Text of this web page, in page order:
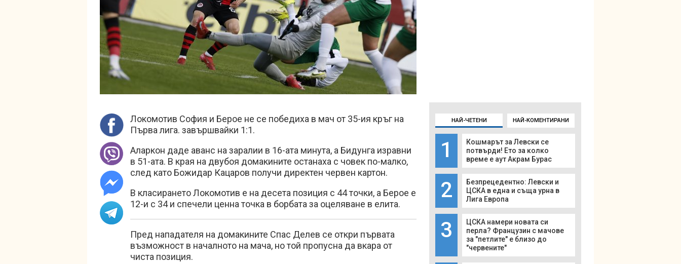
Локомотив София и Берое не се победиха в мач от 35-ия кръг на
Първа лига. завършвайки 1:1.
Аларкон даде аванс на заралии в 16-ата минута, а Бидунга изравни
в 51-ата. В края на двубоя домакините останаха с човек по-малко,
след като Божидар Кацаров получи директен червен картон.
В класирането Локомотив е на десета позиция с 44 точки, а Берое е
12-и с 34 и спечели ценна точка в борбата за оцеляване в елита.
Пред нападателя на домакините Спас Делев се откри първата
възможност в началното на мача, но той пропусна да вкара от
чиста позиция.
НАЙ-ЧЕТЕНИ НАЙ-КОМЕНТИРАНИ
1
Кошмарът за Левски се
потвърди! Ето за колко
време е аут Акрам Бурас
2
Безпрецедентно: Левски и
ЦСКА в една и съща урна в
Лига Европа
3
ЦСКА намери новата си
перла? Французин с мачове
за "петлите" е близо до
"червените"